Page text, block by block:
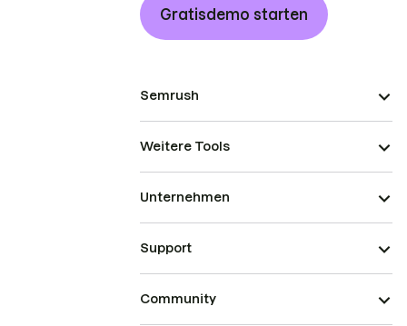
Gratisdemo starten
Semrush
Weitere Tools
Unternehmen
Support
Community